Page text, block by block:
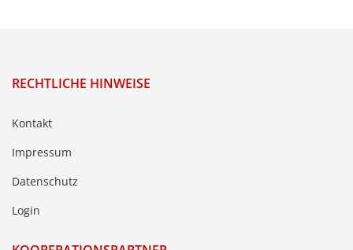
RECHTLICHE HINWEISE
Kontakt
Impressum
Datenschutz
Login